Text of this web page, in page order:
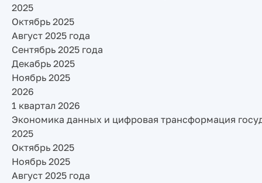
2025
Октябрь 2025
Август 2025 года
Сентябрь 2025 года
Декабрь 2025
Ноябрь 2025
2026
1 квартал 2026
Экономика данных и цифровая трансформация
2025
Октябрь 2025
Ноябрь 2025
Август 2025 года